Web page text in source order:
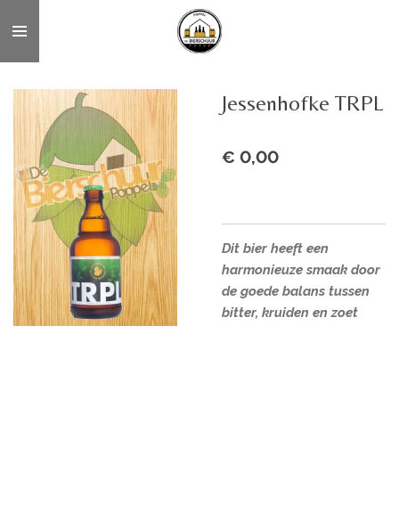
direct
naar
hoofdinhoud
Jessenhofke TRPL
€ 0,00
Dit bier heeft een
harmonieuze smaak door
de goede balans tussen
bitter, kruiden en zoet